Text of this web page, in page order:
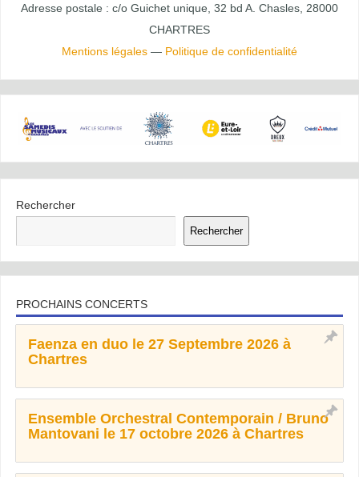
Adresse postale : c/o Guichet unique, 32 bd A. Chasles, 28000
CHARTRES
Mentions légales — Politique de confidentialité
Rechercher
Rechercher
PROCHAINS CONCERTS
Faenza en duo le 27 Septembre 2026 à
Chartres
Ensemble Orchestral Contemporain / Bruno
Mantovani le 17 octobre 2026 à Chartres